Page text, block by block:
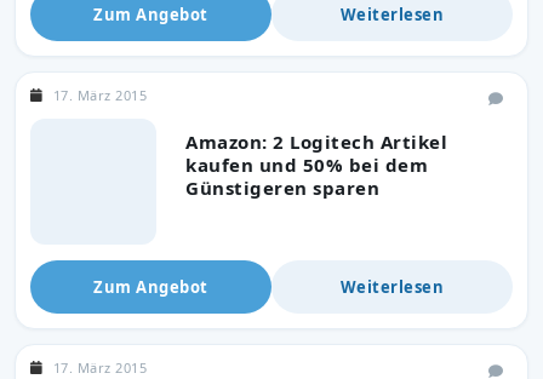
Zum Angebot Weiterlesen
Amazon: 2 Logitech Artikel
kaufen und 50% bei dem
Günstigeren sparen
17. März 2015
Zum Angebot Weiterlesen
17. März 2015